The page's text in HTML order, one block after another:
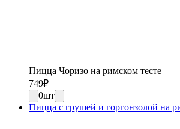
Пицца Чоризо на римском тесте
749₽
0шт
Пицца с грушей и горгонзолой на